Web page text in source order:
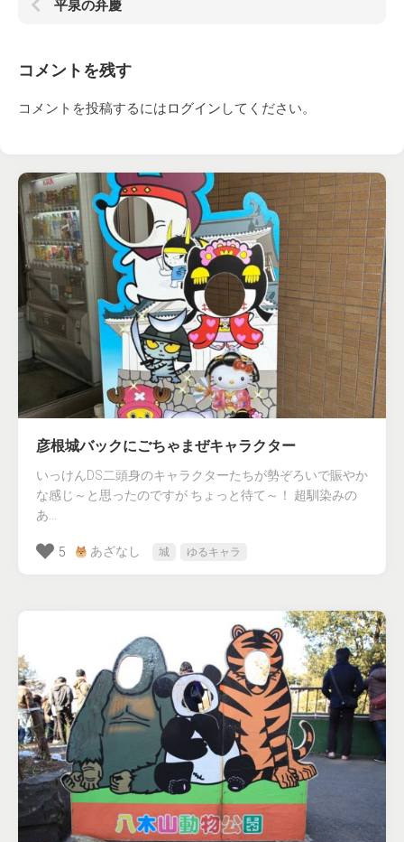
平泉の弁慶
コメントを残す
コメントを投稿するにはログイン してください。
彦根城バックにごちゃまぜキャラクター
いっけんDS二頭身のキャラクターたちが勢ぞろいで賑やか
な感じ～と思ったのですが ちょっと待て～！ 超馴染みの
あ...
5 あざなし 城 ゆるキャラ